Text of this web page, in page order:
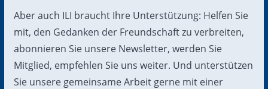
Aber auch ILI braucht Ihre Unterstützung: Helfen Sie
mit, den Gedanken der Freundschaft zu verbreiten,
abonnieren Sie unsere Newsletter, werden Sie
Mitglied, empfehlen Sie uns weiter. Und unterstützen
Sie unsere gemeinsame Arbeit gerne mit einer